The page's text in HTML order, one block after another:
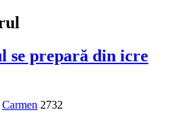
prepară din icre
Carmen 2732